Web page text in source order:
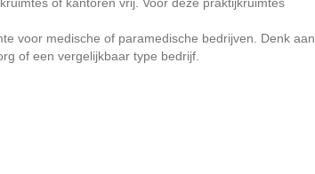
voor medische of paramedische bedrijven. Denk aan
of een vergelijkbaar type bedrijf.